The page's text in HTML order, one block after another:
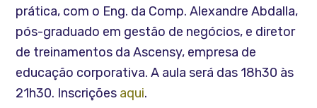
prática, com o Eng. da Comp. Alexandre Abdalla,
pós-graduado em gestão de negócios, e diretor
de treinamentos da Ascensy, empresa de
educação corporativa. A aula será das 18h30 às
21h30. Inscrições aqui.